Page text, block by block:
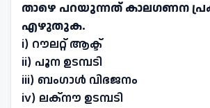
താഴെ പറയുന്നത് കാലഗണന
എഴുതുക.
i) റൗലറ്റ് ആക്ട്
ii) പൂന ഉടമ്പടി
iii) ബംഗാൾ വിഭജനം
iv) ലക്നൗ ഉടമ്പടി